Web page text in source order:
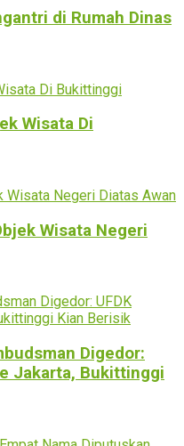
di Rumah Dinas
Wisata Di
Wisata Negeri
Digedor:
Jakarta, Bukittinggi